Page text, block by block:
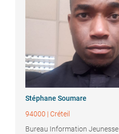
Stéphane Soumare
94000 | Créteil
Bureau Information Jeunesse